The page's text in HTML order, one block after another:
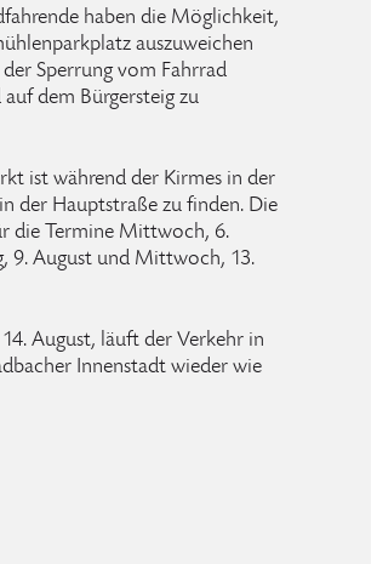
haben die Möglichkeit,
auszuweichen
Sperrung vom Fahrrad
dem Bürgersteig zu
ist während der Kirmes in der
der Hauptstraße zu finden. Die
die Termine Mittwoch, 6.
9. August und Mittwoch, 13.
August, läuft der Verkehr in
Innenstadt wieder wie